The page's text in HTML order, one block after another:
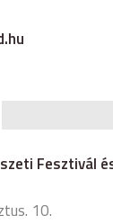
Fesztivál
10.